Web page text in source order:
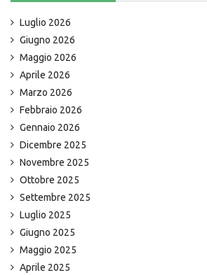
Luglio 2026
Giugno 2026
Maggio 2026
Aprile 2026
Marzo 2026
Febbraio 2026
Gennaio 2026
Dicembre 2025
Novembre 2025
Ottobre 2025
Settembre 2025
Luglio 2025
Giugno 2025
Maggio 2025
Aprile 2025